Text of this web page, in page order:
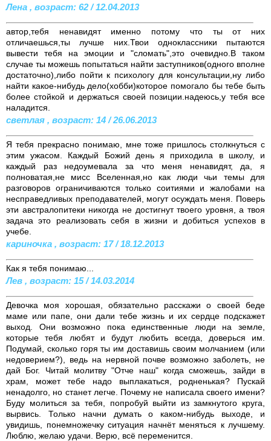
Лена , возраст: 62 / 12.04.2013
автор,тебя ненавидят именно потому что ты от них
отличаешься,ты лучше них.Твои одноклассники пытаются
вывести тебя на эмоции и "сломать",это очевидно.В таком
случае ты можешь попытаться найти заступников(одного вполне
достаточно),либо пойти к психологу для консультации,ну либо
найти какое-нибудь дело(хобби)которое помогало бы тебе быть
более стойкой и держаться своей позиции.надеюсь,у тебя все
наладится.
светлая , возраст: 14 / 26.06.2013
Я тебя прекрасно понимаю, мне тоже пришлось столкнуться с
этим ужасом. Каждый Божий день я приходила в школу, и
каждый раз недоумевала за что меня ненавидят, да, я
полноватая,не мисс Вселенная,но как люди чьи темы для
разговоров ограничиваются только соитиями и жалобами на
несправедливых преподавателей, могут осуждать меня. Поверь
эти австралопитеки никогда не достигнут твоего уровня, а твоя
задача это реализовать себя в жизни и добиться успехов в
учебе.
кариночка , возраст: 17 / 18.12.2013
Как я тебя понимаю...
Лев , возраст: 15 / 14.03.2014
Девочка моя хорошая, обязательно расскажи о своей беде
маме или папе, они дали тебе жизнь и их сердце подскажет
выход. Они возможно пока единственные люди на земле,
которые тебя любят и будут любить всегда, доверься им.
Подумай, сколько горя ты им доставишь своим молчанием (или
недоверием?), ведь на нервной почве возможно заболеть, не
дай Бог. Читай молитву "Отче наш" когда сможешь, зайди в
храм, может тебе надо выплакаться, родненькая? Пускай
ненадолго, но станет легче. Почему не написала своего имени?
Буду молиться за тебя, попробуй выйти из замкнутого круга,
вырвись. Только начни думать о каком-нибудь выходе, и
увидишь, понемножечку ситуация начнёт меняться к лучшему.
Люблю, желаю удачи. Верю, всё переменится.